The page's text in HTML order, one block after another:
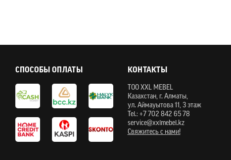
СПОСОБЫ ОПЛАТЫ КОНТАКТЫ
ТOO XXL MEBEL
Казахстан, г. Алматы,
ул. Аймауытова 11, 3 этаж
Tel.: +7 702 842 65 78
service@xxlmebel.kz
Свяжитесь с нами!